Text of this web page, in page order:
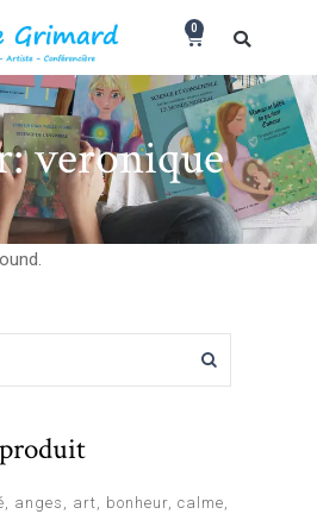
0
veronique
anges art bonheur calme